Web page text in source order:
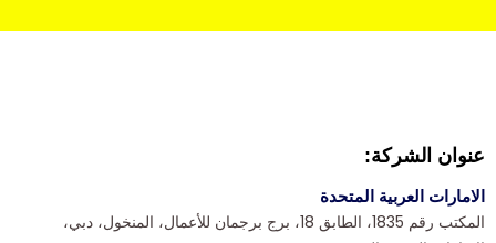
عنوان الشركة:
الامارات العربية المتحدة
المكتب رقم 1835، الطابق 18، برج برجمان للأعمال، المنخول، دبي،